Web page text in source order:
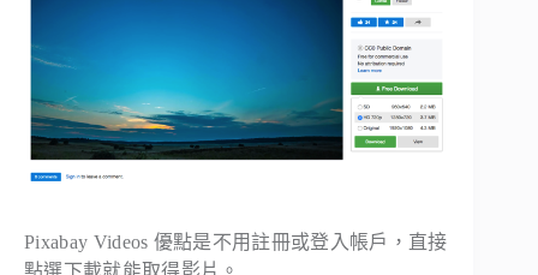
Pixabay Videos 優點是不用註冊或登入帳戶，直接